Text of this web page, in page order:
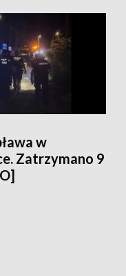
w
Zatrzymano 9